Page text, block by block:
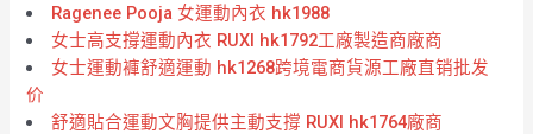
Ragenee Pooja 女運動內衣 hk1988
女士高支撐運動內衣 RUXI hk1792工廠製造商廠商
女士運動褲舒適運動 hk1268跨境電商貨源工廠直销批发
价
舒適貼合運動文胸提供主動支撐 RUXI hk1764廠商